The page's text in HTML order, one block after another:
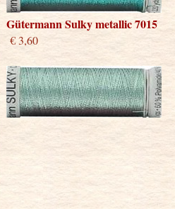
Gütermann Sulky metallic 7015
€ 3,60